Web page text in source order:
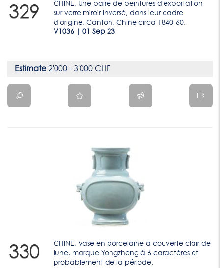
329
CHINE, Une paire de peintures d'exportation
sur verre miroir inversé, dans leur cadre
d'origine, Canton, Chine circa 1840-60.
V1036 | 01 Sep 23
Estimate2'000 - 3'000 CHF
330
CHINE, Vase en porcelaine à couverte clair de
lune, marque Yongzheng à 6 caractères et
probablement de la période.